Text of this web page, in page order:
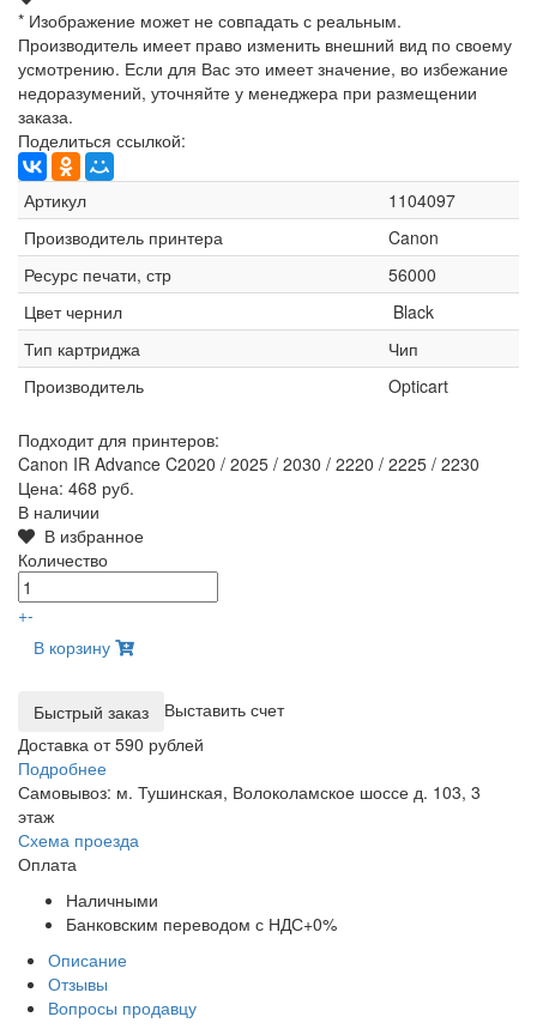
* Изображение может не совпадать с реальным.
Производитель имеет право изменить внешний вид по своему
усмотрению. Если для Вас это имеет значение, во избежание
недоразумений, уточняйте у менеджера при размещении
заказа.
Поделиться ссылкой:
Артикул
1104097
Производитель принтера
Canon
Ресурс печати, стр
56000
Цвет чернил
Black
Тип картриджа
Чип
Производитель
Opticart
Подходит для принтеров:
Canon IR Advance C2020 / 2025 / 2030 / 2220 / 2225 / 2230
Цена: 468 руб.
В наличии
В избранное
Количество
+-
В корзину
Выставить счет
Доставка от 590 рублей
Подробнее
Самовывоз: м. Тушинская, Волоколамское шоссе д. 103, 3
этаж
Схема проезда
Оплата
Наличными
Банковским переводом с НДС+0%
Описание
Отзывы
Вопросы продавцу